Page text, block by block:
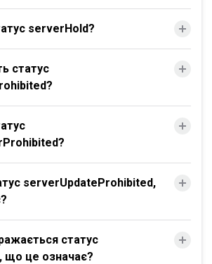
serverHold?
статус
serverUpdateProhibited,
статус
це означає?